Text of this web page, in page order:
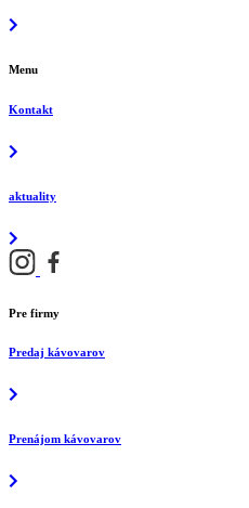
Menu
Kontakt
aktuality
Pre firmy
Predaj kávovarov
Prenájom kávovarov